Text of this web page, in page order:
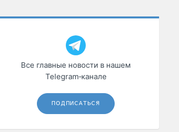
Все главные новости в нашем
Telegram‑канале
ПОДПИСАТЬСЯ